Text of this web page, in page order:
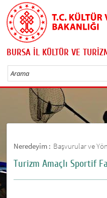
BURSA İL KÜLTÜR VE
Neredeyim : Başvurular ve
Turizm Amaçlı Sportif